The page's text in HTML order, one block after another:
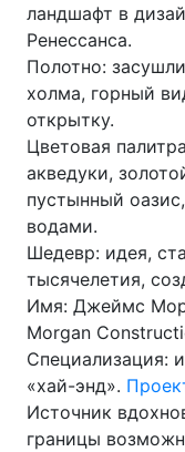
ландшафт в
Ренессанса.
Полотно:
холма, горный
открытку.
Цветовая
акведуки,
пустынный
водами.
Шедевр: идея,
тысячелетия,
Имя: Джеймс
Morgan
Специализация:
«хай-энд».
Источник
границы